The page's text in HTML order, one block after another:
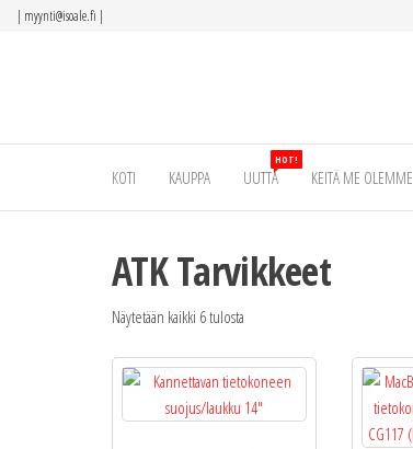
Siirry
| myynti@isoale.fi |
KOTI KAUPPA UUTTA
HOT!
KEITÄ ME OLEMME
ATK Tarvikkeet
Näytetään kaikki 6 tulosta